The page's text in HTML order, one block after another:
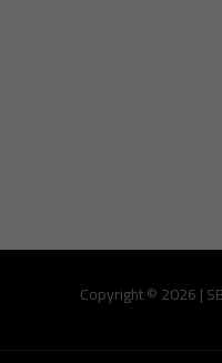
Copyright © 2026 |